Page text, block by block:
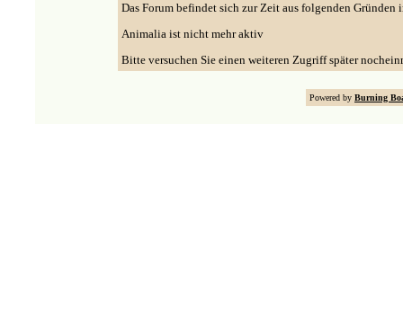
Das Forum befindet sich zur Zeit aus folgenden Gründen
Animalia ist nicht mehr aktiv
Bitte versuchen Sie einen weiteren Zugriff später
Powered by Burning